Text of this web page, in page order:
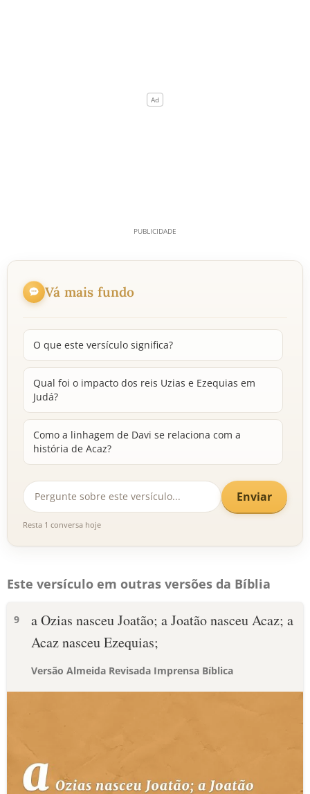
Vá mais fundo
O que este versículo significa?
Qual foi o impacto dos reis Uzias e Ezequias em
Judá?
Como a linhagem de Davi se relaciona com a
história de Acaz?
Enviar
Resta 1 conversa hoje
Este versículo em outras versões da Bíblia
9
a Ozias nasceu Joatão; a Joatão nasceu Acaz; a
Acaz nasceu Ezequias;
Versão Almeida Revisada Imprensa Bíblica